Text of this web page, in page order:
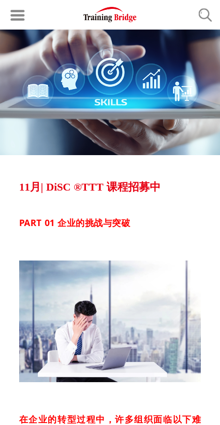
11月| DiSC ®TTT 课程招募中
PART 01 企业的挑战与突破
在企业的转型过程中，许多组织面临以下难